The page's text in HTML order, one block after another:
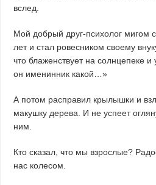
вслед.
Мой добрый друг-психолог мигом
лет и стал ровесником своему
что блаженствует на солнцепеке
он именинник какой…»
А потом расправил крылышки и
макушку дерева. И не успеет
ним.
Кто сказал, что мы взрослые?
нас колесом.